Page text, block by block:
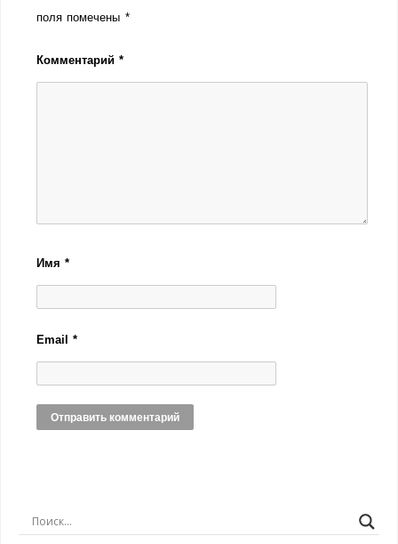
поля помечены *
Комментарий*
Имя*
Email*